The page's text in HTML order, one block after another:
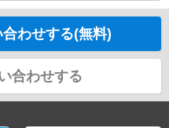
わせする(無料)
合わせする